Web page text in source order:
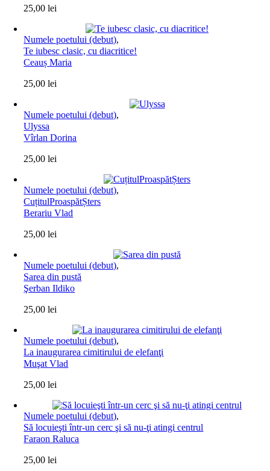
25,00lei
Numele poetului (debut),
Te iubesc clasic, cu diacritice!
Ceauș Maria
25,00lei
Numele poetului (debut),
Ulyssa
Vîrlan Dorina
25,00lei
Numele poetului (debut),
CuțitulProaspătȘters
Berariu Vlad
25,00lei
Numele poetului (debut),
Sarea din pustă
Şerban Ildiko
25,00lei
Numele poetului (debut),
La inaugurarea cimitirului de elefanţi
Muşat Vlad
25,00lei
Numele poetului (debut),
Să locuieşti într-un cerc şi să nu-ţi atingi centrul
Faraon Raluca
25,00lei